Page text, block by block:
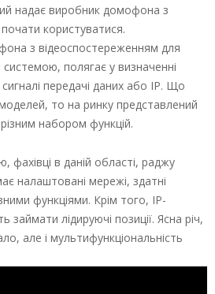
надає виробник домофона з
користуватися.
з відеоспостереженням для
полягає у визначенні
передачі даних або IP. Що
то на ринку представлений
набором функцій.
в даній області, раджу
налаштовані мережі, здатні
функціями. Крім того, IP-
лідируючі позиції. Ясна річ,
але і мультифункціональність